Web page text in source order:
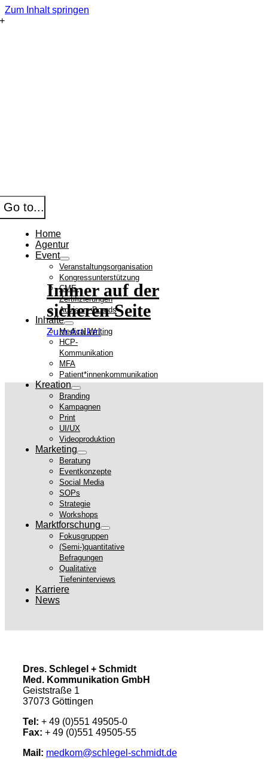
Zum Inhalt springen
Go to...
Home
Agentur
Event
Veranstaltungsorganisation
Kongressunterstützung
CME-
Zertifizierungen
Advisory Boards
Inhalte
Medical Writing
HCP-
Kommunikation
MFA
Patient*innenkommunikation
Kreation
Branding
Kampagnen
Print
UI/UX
Videoproduktion
Marketing
Beratung
Eventkonzepte
Social Media
SOPs
Strategie
Workshops
Marktforschung
Fokusgruppen
(Semi-)quantitative
Befragungen
Qualitative
Tiefeninterviews
Karriere
News
Immer auf der
sicheren Seite
Zum Artikel
Dres. Schlegel + Schmidt
Med. Kommunikation GmbH
Geiststraße 1
37073 Göttingen
Tel: + 49 (0)551 49505-0
Fax: + 49 (0)551 49505-55
Mail: medkom@schlegel-schmidt.de